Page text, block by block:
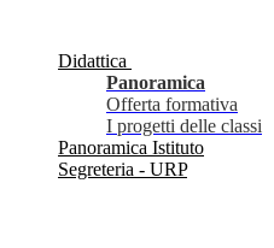
Didattica
Panoramica
Offerta formativa
I progetti delle classi
Panoramica Istituto
Segreteria - URP